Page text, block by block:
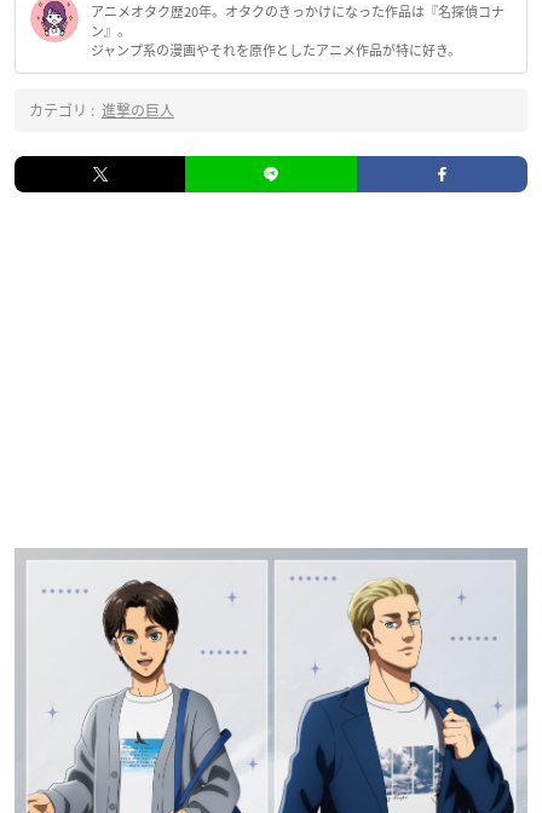
アニメオタク歴20年。オタクのきっかけになった作品は『名探偵コナ
ン』。
ジャンプ系の漫画やそれを原作としたアニメ作品が特に好き。
カテゴリ : 進撃の巨人